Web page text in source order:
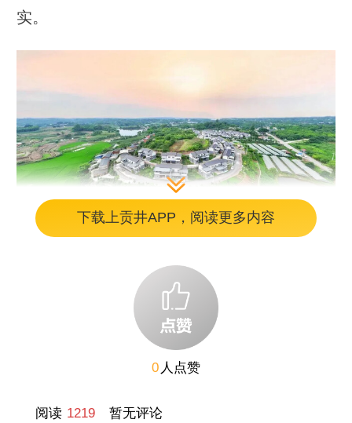
实。
下载上贡井APP，阅读更多内容
0 人点赞
阅读 1219 暂无评论